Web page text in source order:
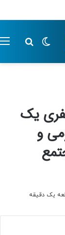
1405
تغییر پوسته
یک
و
29 و مجتمع
یک دقیقه